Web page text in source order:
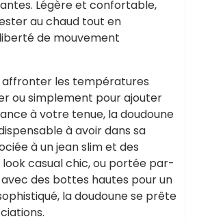
Légère et confortable,
au chaud tout en
de mouvement
affronter les températures
ou simplement pour ajouter
à votre tenue, la doudoune
à avoir dans sa
à un jean slim et des
casual chic, ou portée par-
des bottes hautes pour un
la doudoune se prête